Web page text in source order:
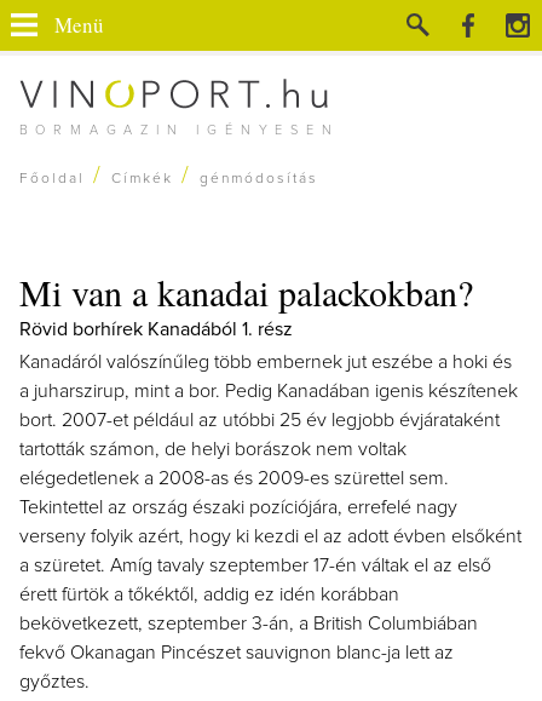
BORMAGAZIN IGÉNYESEN
Menü
Főoldal / Címkék / génmódosítás
Mi van a kanadai palackokban?
Rövid borhírek Kanadából 1. rész
Kanadáról valószínűleg több embernek jut eszébe a hoki és
a juharszirup, mint a bor. Pedig Kanadában igenis készítenek
bort. 2007-et például az utóbbi 25 év legjobb évjárataként
tartották számon, de helyi borászok nem voltak
elégedetlenek a 2008-as és 2009-es szürettel sem.
Tekintettel az ország északi pozíciójára, errefelé nagy
verseny folyik azért, hogy ki kezdi el az adott évben elsőként
a szüretet. Amíg tavaly szeptember 17-én váltak el az első
érett fürtök a tőkéktől, addig ez idén korábban
bekövetkezett, szeptember 3-án, a British Columbiában
fekvő Okanagan Pincészet sauvignon blanc-ja lett az
győztes.